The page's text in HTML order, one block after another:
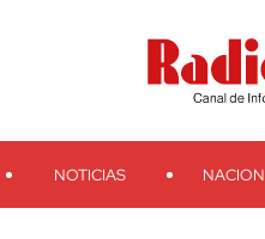
TelegramTeveo Ivoox
NOTICIAS